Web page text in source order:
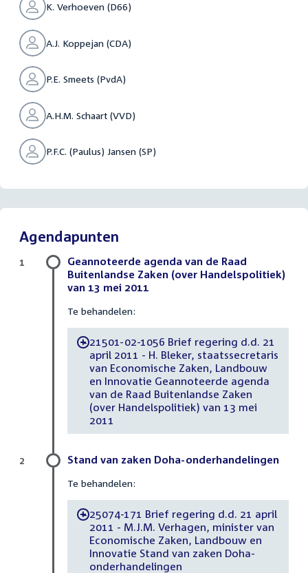
K. Verhoeven (D66)
A.J. Koppejan (CDA)
P.E. Smeets (PvdA)
A.H.M. Schaart (VVD)
P.F.C. (Paulus) Jansen (SP)
Agendapunten
Geannoteerde agenda van de Raad
Buitenlandse Zaken (over Handelspolitiek)
van 13 mei 2011
Te behandelen:
-21501-02-1056 Brief regering d.d. 21
april 2011 - H. Bleker, staatssecretaris
van Economische Zaken, Landbouw
en Innovatie Geannoteerde agenda
van de Raad Buitenlandse Zaken
(over Handelspolitiek) van 13 mei
2011
1
Stand van zaken Doha-onderhandelingen
Te behandelen:
-25074-171 Brief regering d.d. 21 april
2011 - M.J.M. Verhagen, minister van
Economische Zaken, Landbouw en
Innovatie Stand van zaken Doha-
onderhandelingen
2